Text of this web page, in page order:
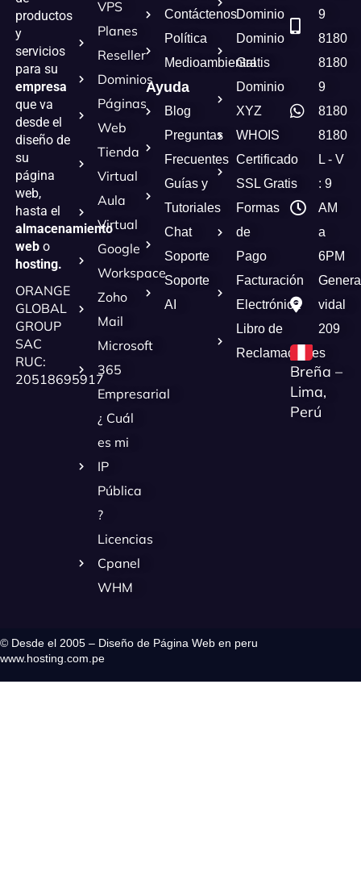
productos
y
servicios
para su
empresa
que va
desde el
diseño de
su
página
web,
hasta el
almacenamiento
webo
hosting.
ORANGE
GLOBAL
GROUP
SAC
RUC:
20518695917
VPS
Planes
Reseller
Dominios
Páginas
Web
Tienda
Virtual
Aula
Virtual
Google
Workspace
Zoho
Mail
Microsoft
365
Empresarial
¿ Cuál
es mi
IP
Pública
?
Licencias
Cpanel
WHM
Contáctenos
Política
Medioambiental
Ayuda
Blog
Preguntas
Frecuentes
Guías y
Tutoriales
Chat
Soporte
Soporte
AI
Dominio
Dominio
Gratis
Dominio
XYZ
WHOIS
Certificado
SSL Gratis
Formas
de
Pago
Facturación
Electrónica
Libro de
Reclamaciones
9
8180
8180
9
8180
8180
L - V
: 9
AM
a
6PM
vidal
209
Breña –
Lima,
Perú
© Desde el 2005 – Diseño de Página Web en peru
www.hosting.com.pe